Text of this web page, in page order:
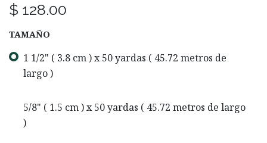
$ 128.00
TAMAÑO
1 1/2" ( 3.8 cm ) x 50 yardas ( 45.72 metros de
largo )
5/8" ( 1.5 cm ) x 50 yardas ( 45.72 metros de largo
)